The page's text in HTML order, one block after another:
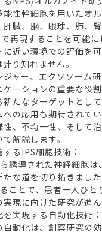
性幹細胞を用いたオ
肝臓、脳、眼球、肺、
再現することを可能に
に近い環境での評価を
り知れません。
ャー、エクソソーム研
ーションの重要な役
新たなターゲットとし
への応用も期待されて
、不均一性、そして
解説します。
るiPS細胞技術：
誘導された神経細胞は
たな道を切り拓きまし
ことで、患者一人ひと
現に向けた研究が進ん
実現する自動化技術：
動化は、創薬研究の